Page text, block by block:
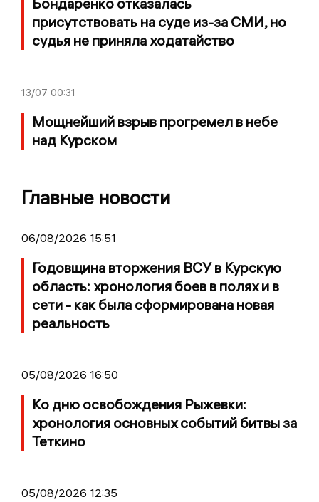
присутствовать на суде из-за СМИ, но
судья не приняла ходатайство
13/07 00:31
Мощнейший взрыв прогремел в небе
над Курском
Главные новости
06/08/2026 15:51
Годовщина вторжения ВСУ в Курскую
область: хронология боев в полях и в
сети - как была сформирована новая
реальность
05/08/2026 16:50
Ко дню освобождения Рыжевки:
хронология основных событий битвы за
Теткино
05/08/2026 12:35